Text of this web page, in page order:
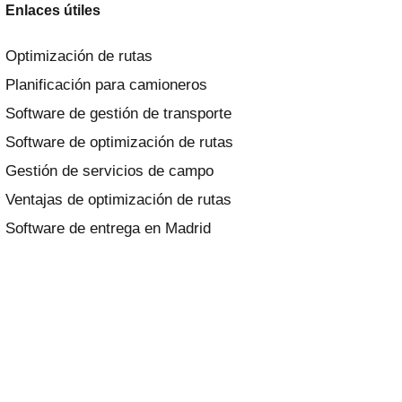
Enlaces útiles
Optimización de rutas
Planificación para camioneros
Software de gestión de transporte
Software de optimización de rutas
Gestión de servicios de campo
Ventajas de optimización de rutas
Software de entrega en Madrid